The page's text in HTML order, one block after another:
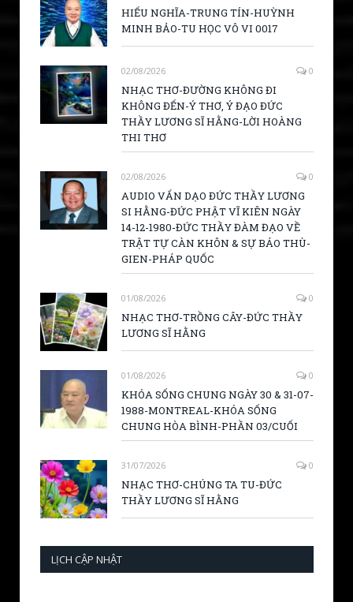
HIẾU NGHĨA-TRUNG TÍN-HUỲNH
MINH BẢO-TU HỌC VÔ VI 0017
02/08/2026 0
NHẠC THƠ-ĐƯỜNG KHÔNG ĐI
KHÔNG ĐẾN-Ý THƠ, Ý ĐẠO ĐỨC
THẦY LƯƠNG SĨ HẰNG-LỜI HOÀNG
THI THƠ
02/08/2026 0
AUDIO VẤN DẠO ĐỨC THẦY LƯƠNG
SI HẰNG-ĐỨC PHẬT VĨ KIÊN NGÀY
14-12-1980-ĐỨC THẦY ĐÀM ĐẠO VỀ
TRẬT TỰ CÀN KHÔN & SỰ BÁO THÙ-
GIEN-PHÁP QUỐC
01/08/2026 0
NHẠC THƠ-TRỒNG CÂY-ĐỨC THẦY
LƯƠNG SĨ HẰNG
01/08/2026 0
KHÓA SỐNG CHUNG NGÀY 30 & 31-07-
1988-MONTREAL-KHÓA SỐNG
CHUNG HÒA BÌNH-PHẦN 03/CUỐI
31/07/2026 0
NHẠC THƠ-CHÚNG TA TU-ĐỨC
THẦY LƯƠNG SĨ HẰNG
LỊCH CẬP NHẬT